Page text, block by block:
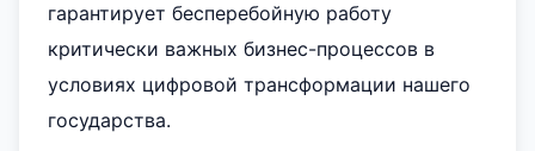
гарантирует бесперебойную работу
критически важных бизнес-процессов в
условиях цифровой трансформации нашего
государства.